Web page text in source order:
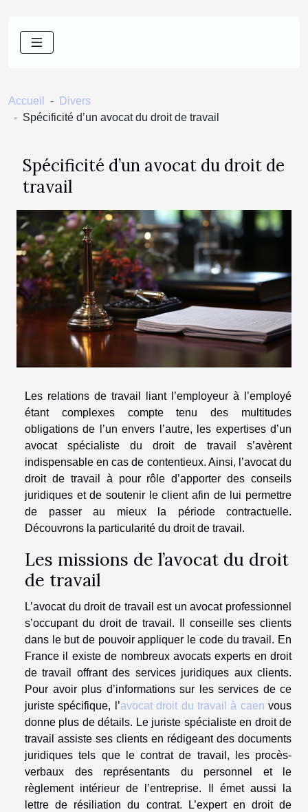
Accueil
Divers
Spécificité d’un avocat du droit de travail
Spécificité d’un avocat du droit de
travail
Les relations de travail liant l’employeur à l’employé
étant complexes compte tenu des multitudes
obligations de l’un envers l’autre, les expertises d’un
avocat spécialiste du droit de travail s’avèrent
indispensable en cas de contentieux. Ainsi, l’avocat du
droit de travail à pour rôle d’apporter des conseils
juridiques et de soutenir le client afin de lui permettre
de passer au mieux la période contractuelle.
Découvrons la particularité du droit de travail.
Les missions de l’avocat du droit
de travail
L’avocat du droit de travail est un avocat professionnel
s’occupant du droit de travail. Il conseille ses clients
dans le but de pouvoir appliquer le code du travail. En
France il existe de nombreux avocats experts en droit
de travail offrant des services juridiques aux clients.
Pour avoir plus d’informations sur les services de ce
juriste spécifique, l’avocat droit du travail à caen vous
donne plus de détails. Le juriste spécialiste en droit de
travail assiste ses clients en rédigeant des documents
juridiques tels que le contrat de travail, les procès-
verbaux des représentants du personnel et le
règlement intérieur de l’entreprise. Il émet aussi la
lettre de résiliation du contrat. L’expert en droit de